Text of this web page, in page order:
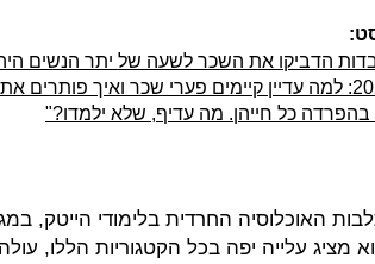
הדביקו את השכר לשעה של יתר הנשים
בהפרדה כל חייהן. מה עדיף, שלא ילמדו?"
האוכלוסיה החרדית בלימודי הייטק,
מציג עלייה יפה בכל הקטגוריות הללו,